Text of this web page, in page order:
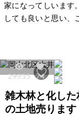
家になってしいます
しても良いと思い、
前に果樹園を営ん
此れから始めてみた
人に譲りたいと思います。 山口市街からも車で15
近くには、大型スー
自動車道の山口インタ
29935 74
雑木林と化し
の土地売ります